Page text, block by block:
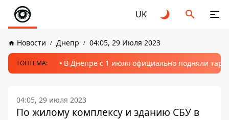
UK
Новости Днепр 04:05, 29 Июля 2023
ТОПТЕМА: В Днепре с 1 июля официально подняли
04:05, 29 июля 2023
По жилому комплексу и зданию СБУ в